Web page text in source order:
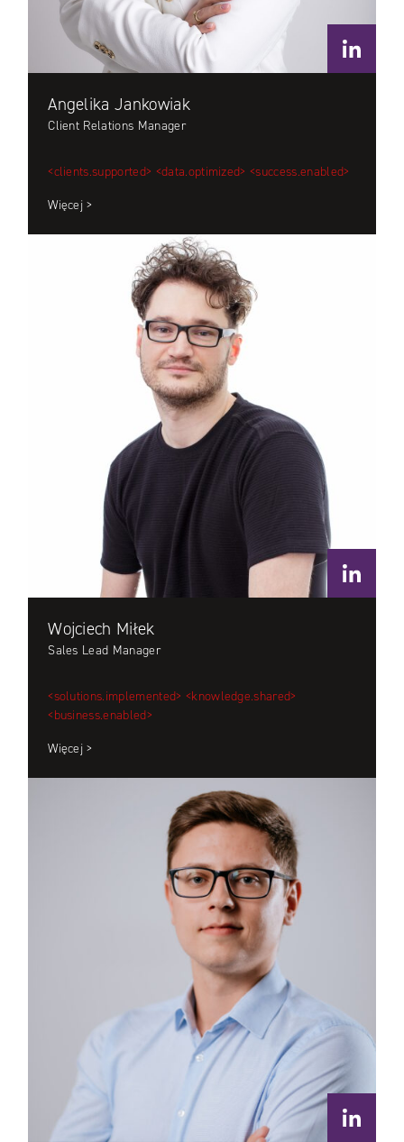
Angelika Jankowiak
Client Relations Manager
<clients.supported> <data.optimized> <success.enabled>
Więcej >
Wojciech Miłek
Sales Lead Manager
<solutions.implemented> <knowledge.shared>
<business.enabled>
Więcej >